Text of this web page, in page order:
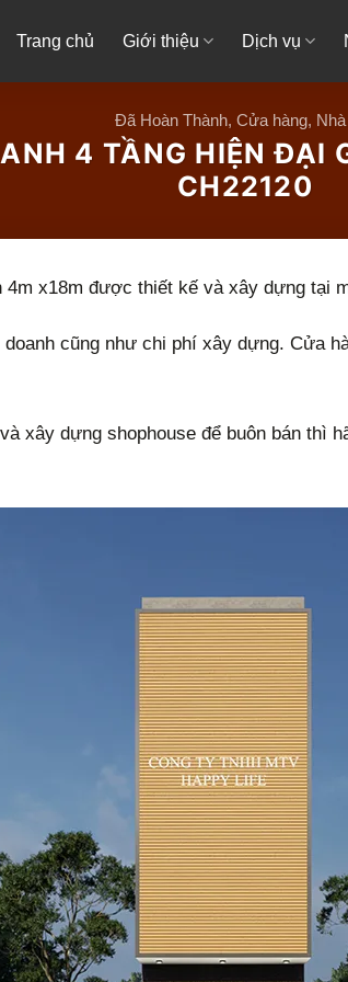
Trang chủ Giới thiệu Dịch vụ
Đã Hoàn Thành, Cửa hàng,
4 TẦNG HIỆN ĐẠI
CH22120
x18m được thiết kế và xây dựng tại
cũng như chi phí xây dựng. Cửa
xây dựng shophouse để buôn bán thì